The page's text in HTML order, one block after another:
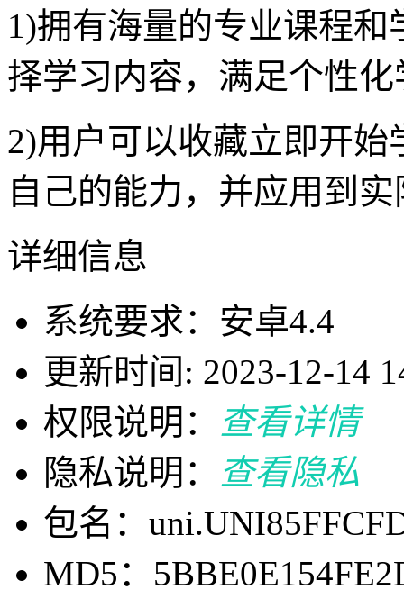
1)拥有海量的专业课程和
择学习内容，满足个性
2)用户可以收藏立即开
自己的能力，并应用到
详细信息
系统要求：安卓4.4
更新时间: 2023-12-14
权限说明：
查看详情
隐私说明：
查看隐私
包名：
MD5：